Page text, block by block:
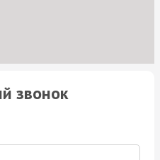
звонок